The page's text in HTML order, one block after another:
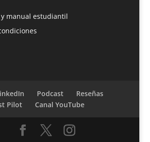
y manual estudiantil
Podcast
Reseñas
Pilot
Canal YouTube